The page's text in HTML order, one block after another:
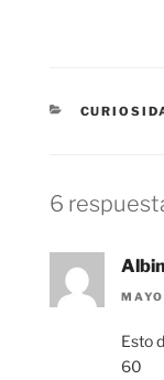
6
Albin
Esto
60